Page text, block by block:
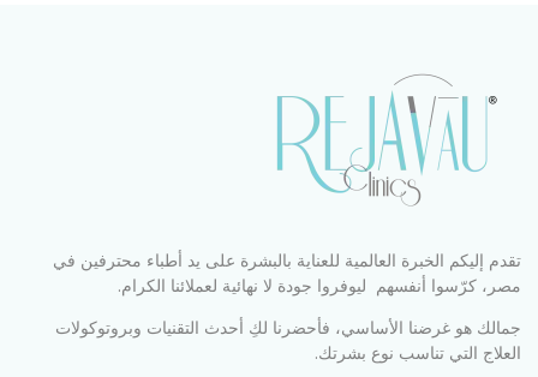
تقدم إليكم الخبرة العالمية للعناية بالبشرة على يد أطباء محترفين في
مصر، كرّسوا أنفسهم ليوفروا جودة لا نهائية لعملائنا الكرام.
جمالك هو غرضنا الأساسي، فأحضرنا لكِ أحدث التقنيات وبروتوكولات
العلاج التي تناسب نوع بشرتك.